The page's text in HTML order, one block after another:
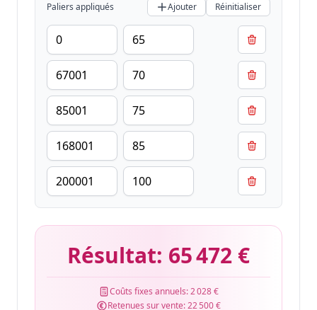
Paliers appliqués Ajouter Réinitialiser
Résultat: 65 472 €
Coûts fixes annuels:2 028 €
Retenues sur vente:22 500 €